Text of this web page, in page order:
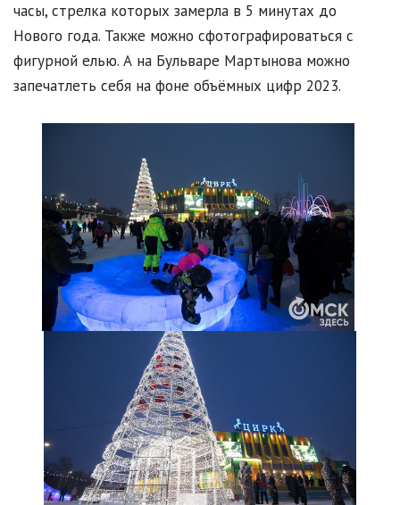
часы, стрелка которых замерла в 5 минутах до
Нового года. Также можно сфотографироваться с
фигурной елью. А на Бульваре Мартынова можно
запечатлеть себя на фоне объёмных цифр 2023.